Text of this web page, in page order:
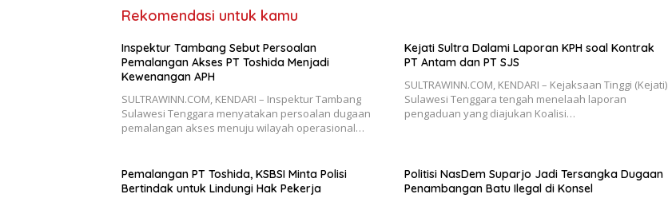
Rekomendasi untuk kamu
Inspektur Tambang Sebut Persoalan
Pemalangan Akses PT Toshida Menjadi
Kewenangan APH
SULTRAWINN.COM, KENDARI – Inspektur Tambang
Sulawesi Tenggara menyatakan persoalan dugaan
pemalangan akses menuju wilayah operasional…
Kejati Sultra Dalami Laporan KPH soal Kontrak
PT Antam dan PT SJS
SULTRAWINN.COM, KENDARI – Kejaksaan Tinggi (Kejati)
Sulawesi Tenggara tengah menelaah laporan
pengaduan yang diajukan Koalisi…
Pemalangan PT Toshida, KSBSI Minta Polisi
Bertindak untuk Lindungi Hak Pekerja
Politisi NasDem Suparjo Jadi Tersangka Dugaan
Penambangan Batu Ilegal di Konsel